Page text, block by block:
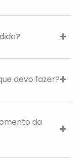
devo fazer?
da